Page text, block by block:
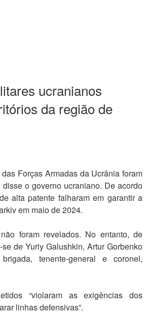
ucranianos
da região de
Forças Armadas da Ucrânia foram
o governo ucraniano. De acordo
alta patente falharam em garantir a
em maio de 2024.
foram revelados. No entanto, de
de Yuriy Galushkin, Artur Gorbenko
tenente-general e coronel,
“violaram as exigências dos
linhas defensivas”.